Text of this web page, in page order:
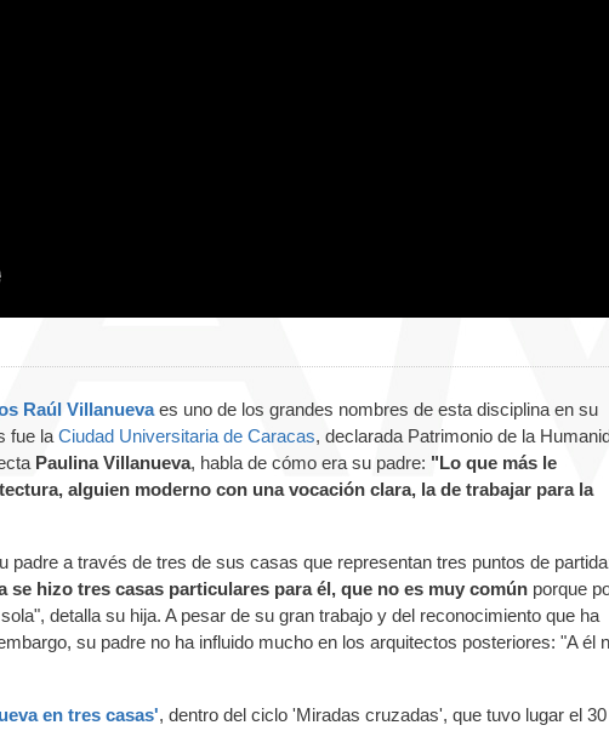
Raúl Villanuevaes uno de los grandes nombres de esta disciplina en su
fue la Ciudad Universitaria de Caracas, declarada Patrimonio de la
Paulina Villanueva, habla de cómo era su padre: "Lo que más le
alguien moderno con una vocación clara, la de trabajar para la
padre a través de tres de sus casas que representan tres puntos de
se hizo tres casas particulares para él, que no es muy común porque
detalla su hija. A pesar de su gran trabajo y del reconocimiento que ha
su padre no ha influido mucho en los arquitectos posteriores: "A él
en tres casas', dentro del ciclo 'Miradas cruzadas', que tuvo lugar el